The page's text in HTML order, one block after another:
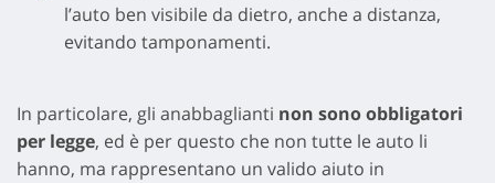
l’auto ben visibile da dietro, anche a distanza,
evitando tamponamenti.
In particolare, gli anabbaglianti non sono obbligatori
per legge, ed è per questo che non tutte le auto li
hanno, ma rappresentano un valido aiuto in